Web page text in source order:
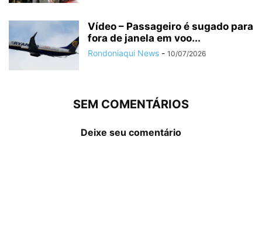
Vídeo – Passageiro é sugado para
fora de janela em voo...
Rondoniaqui News - 10/07/2026
SEM COMENTÁRIOS
Deixe seu comentário